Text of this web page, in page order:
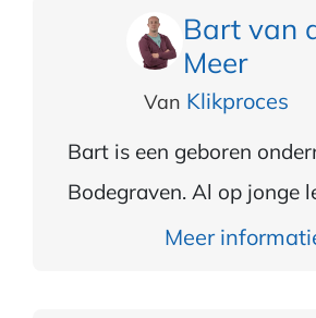
Bart van
Meer
Van Klikproces
Bart is een geboren
Bodegraven. Al op jonge
Meer